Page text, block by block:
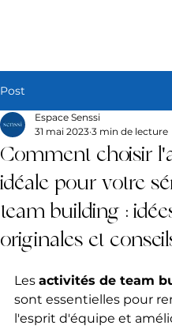
Post
Comment choisir
idéale pour votre
team building :
originales et
Espace Senssi
31 mai 2023 3 min de lecture
Les activités de team
sont essentielles pour
l'esprit d'équipe et